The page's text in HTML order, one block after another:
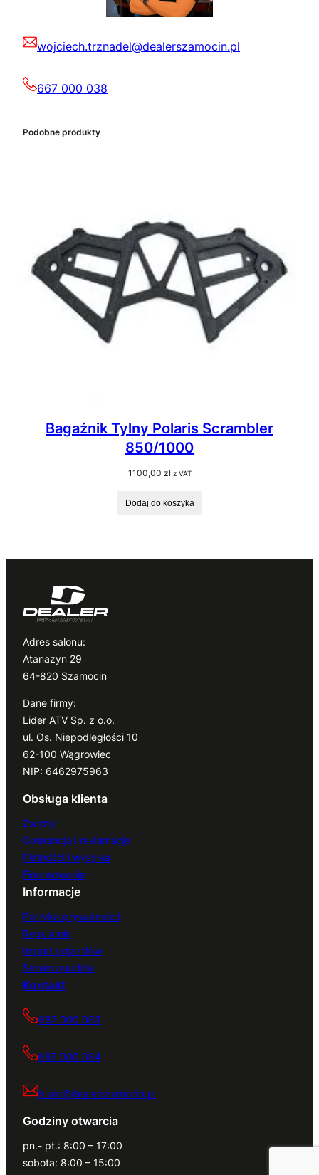
wojciech.trznadel@dealerszamocin.pl
667 000 038
Podobne produkty
Bagażnik Tylny Polaris Scrambler
850/1000
1100,00 zł z VAT
Dodaj do koszyka
Adres salonu:
Atanazyn 29
64-820 Szamocin
Dane firmy:
Lider ATV Sp. z o.o.
ul. Os. Niepodległości 10
62-100 Wągrowiec
NIP: 6462975963
Obsługa klienta
Zwroty
Gwarancja i reklamacje
Płatności i wysyłka
Finansowanie
Informacje
Polityka prywatności
Regulamin
Import pojazdów
Serwis quadów
Kontakt
667 000 083
667 000 084
biuro@dealerszamocin.pl
Godziny otwarcia
pn.- pt.: 8:00 – 17:00
sobota: 8:00 – 15:00